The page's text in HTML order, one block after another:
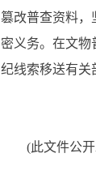
篡改普查资料，
密义务。在文物
纪线索移送有关
(此文件公开